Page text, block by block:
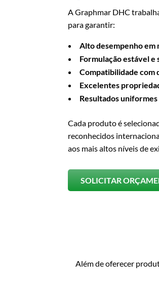
A Graphmar DHC
para garantir:
Alto desempenho
Formulação estável e
Compatibilidade com
Excelentes
Resultados
Cada produto é
reconhecidos
aos mais altos níveis de
SOLICITAR
Além de oferecer